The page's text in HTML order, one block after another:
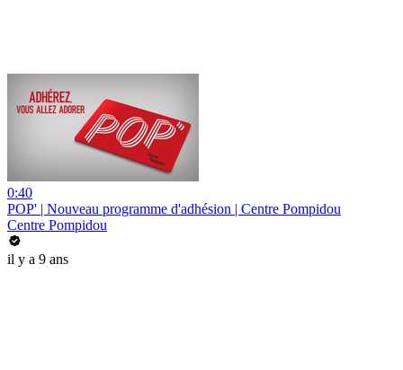
0:40
POP' | Nouveau programme d'adhésion | Centre Pompidou
Centre Pompidou
il y a 9 ans